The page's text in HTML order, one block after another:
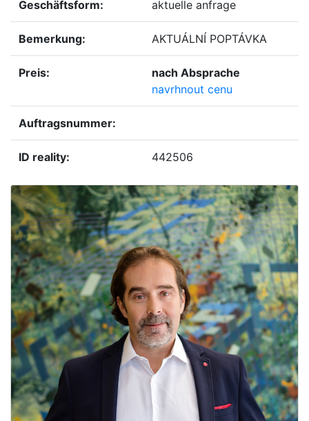
geschäftsform: aktuelle anfrage
Bemerkung: AKTUÁLNÍ POPTÁVKA
Preis:
nach Absprache
navrhnout cenu
Auftragsnummer:
ID reality: 442506